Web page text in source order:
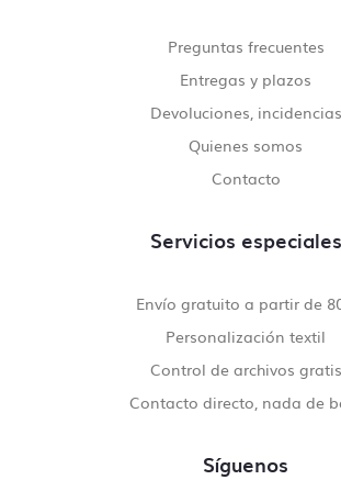
Preguntas frecuentes
Entregas y plazos
Devoluciones, incidencias
Quienes somos
Contacto
Servicios especiales
Envío gratuito a partir de
Personalización textil
Control de archivos gratis
Contacto directo, nada de
Síguenos